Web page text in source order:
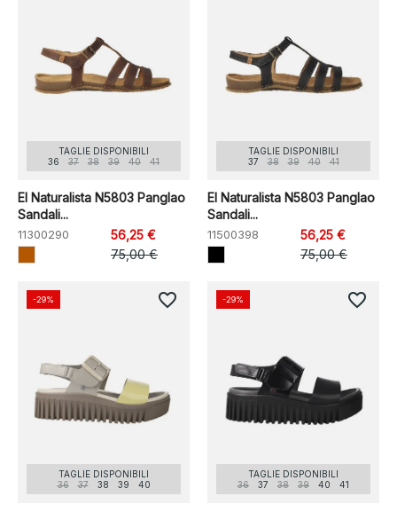
TAGLIE DISPONIBILI
36
37 38 39 40 41
El Naturalista N5803 Panglao
Sandali...
11300290
56,25 €
75,00 €
TAGLIE DISPONIBILI
37
38 39 40 41
El Naturalista N5803 Panglao
Sandali...
11500398
56,25 €
75,00 €
TAGLIE DISPONIBILI
36
37 38 39 40
-29% favorite_border
TAGLIE DISPONIBILI
36
37 38 39 40 41
-29% favorite_border